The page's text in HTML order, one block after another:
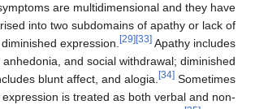
that negative symptoms are multidimensional
been categorised into two subdomains of
motivation, and diminished expression.
[29]
avolition, anhedonia, and social
expression includes blunt affect, and alogia.
diminished expression is treated as both